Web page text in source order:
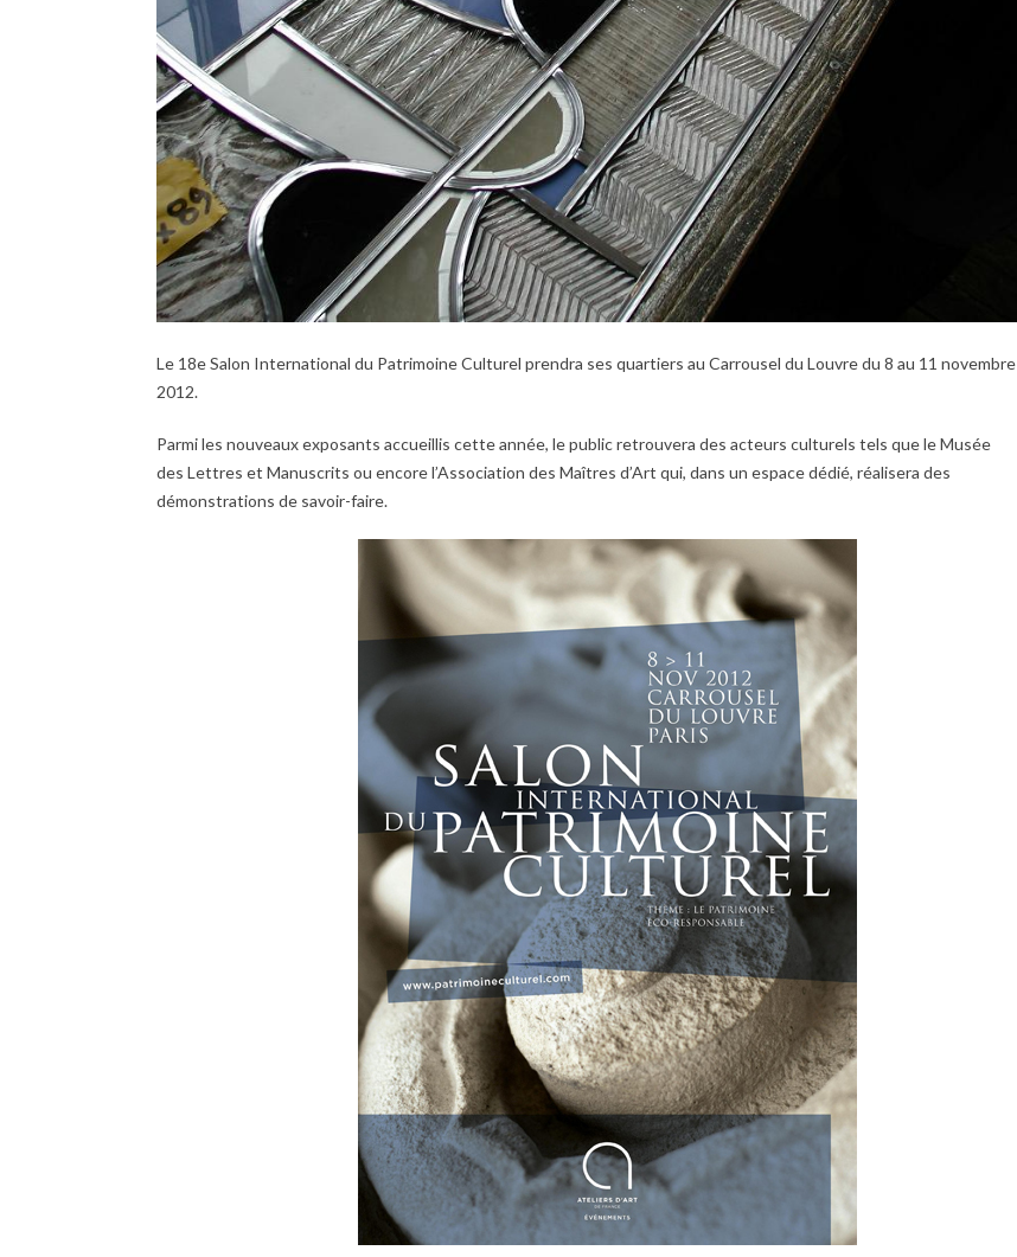
Le 18e Salon International du Patrimoine Culturel prendra ses quartiers au Carrousel du Louvre du 8 au 11 novembre
2012.
Parmi les nouveaux exposants accueillis cette année, le public retrouvera des acteurs culturels tels que le Musée
des Lettres et Manuscrits ou encore l’Association des Maîtres d’Art qui, dans un espace dédié, réalisera des
démonstrations de savoir-faire.